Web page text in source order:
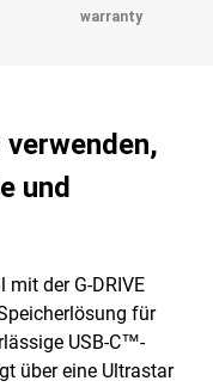
warranty
und
der G-DRIVE
für
USB-C™-
über eine Ultrastar